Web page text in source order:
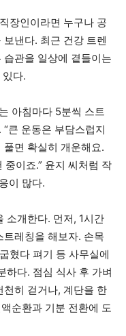
장인이라면 누구나 공
낸다. 최근 건강 트렌
관을 일상에 곁들이는
있다.
아침마다 5분씩 스트
큰 운동은 부담스럽지
면 확실히 개운해요.
중이죠.” 윤지 씨처럼 작
이 많다.
소개한다. 먼저, 1시간
레칭을 해보자. 손목
혔다 펴기 등 사무실에
하다. 점심 식사 후 가벼
히 걷거나, 계단을 한
순환과 기분 전환에 도